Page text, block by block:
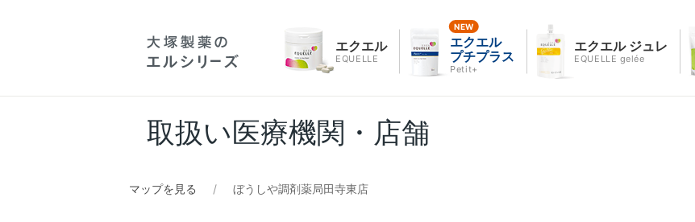
エクエル
EQUELLE
エクエル
プチプラス
Petit+
エクエル ジュレ
EQUELLE gelée
取扱い医療機関・店舗
マップを見る ぼうしや調剤薬局田寺東店